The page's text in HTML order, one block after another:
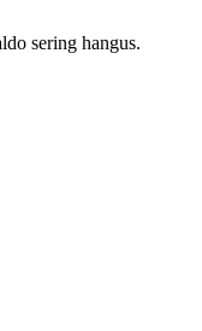
sering hangus.